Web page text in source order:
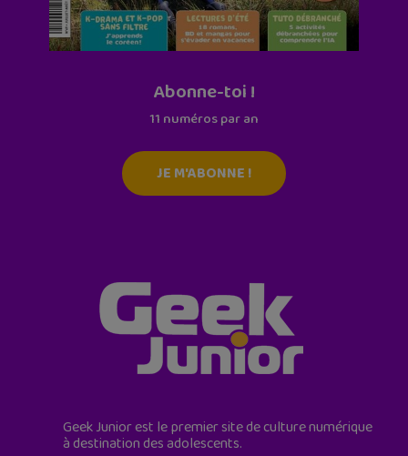
Abonne-toi !
11 numéros par an
JE M'ABONNE !
Geek Junior est le premier site de culture numérique
à destination des adolescents.